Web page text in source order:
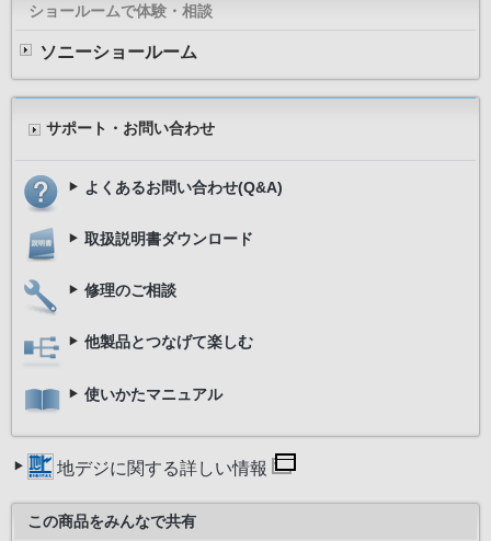
ショールームで体験・相談
ソニーショールーム
サポート・お問い合わせ
よくあるお問い合わせ(Q&A)
取扱説明書ダウンロード
修理のご相談
他製品とつなげて楽しむ
使いかたマニュアル
地デジに関する詳しい情報
この商品をみんなで共有